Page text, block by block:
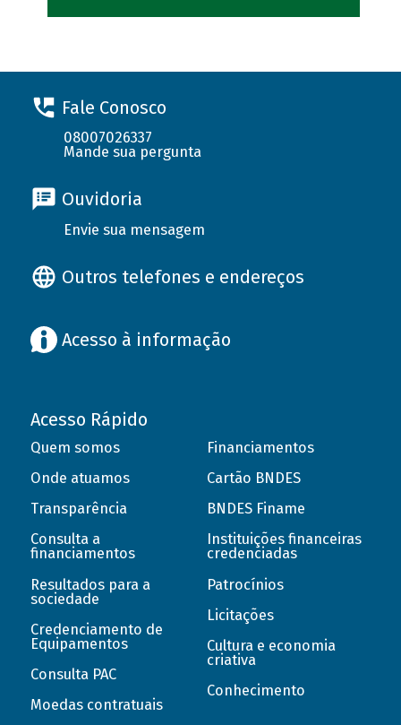
Fale Conosco
08007026337
Mande sua pergunta
Ouvidoria
Envie sua mensagem
Outros telefones e endereços
Acesso à informação
Acesso Rápido
Quem somos
Onde atuamos
Transparência
Consulta a
financiamentos
Resultados para a
sociedade
Credenciamento de
Equipamentos
Consulta PAC
Moedas contratuais
Financiamentos
Cartão BNDES
BNDES Finame
Instituições financeiras
credenciadas
Patrocínios
Licitações
Cultura e economia
criativa
Conhecimento